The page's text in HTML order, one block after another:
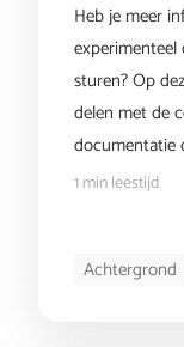
Heb je meer
sturen? Op
delen met de
documentatie
1 min leestijd
Achtergrond